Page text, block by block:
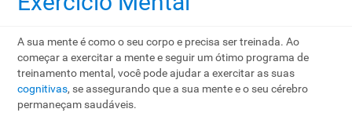
A sua mente é como o seu corpo e precisa ser treinada. Ao
começar a exercitar a mente e seguir um ótimo programa de
treinamento mental, você pode ajudar a exercitar as suas
cognitivas, se assegurando que a sua mente e o seu cérebro
permaneçam saudáveis.